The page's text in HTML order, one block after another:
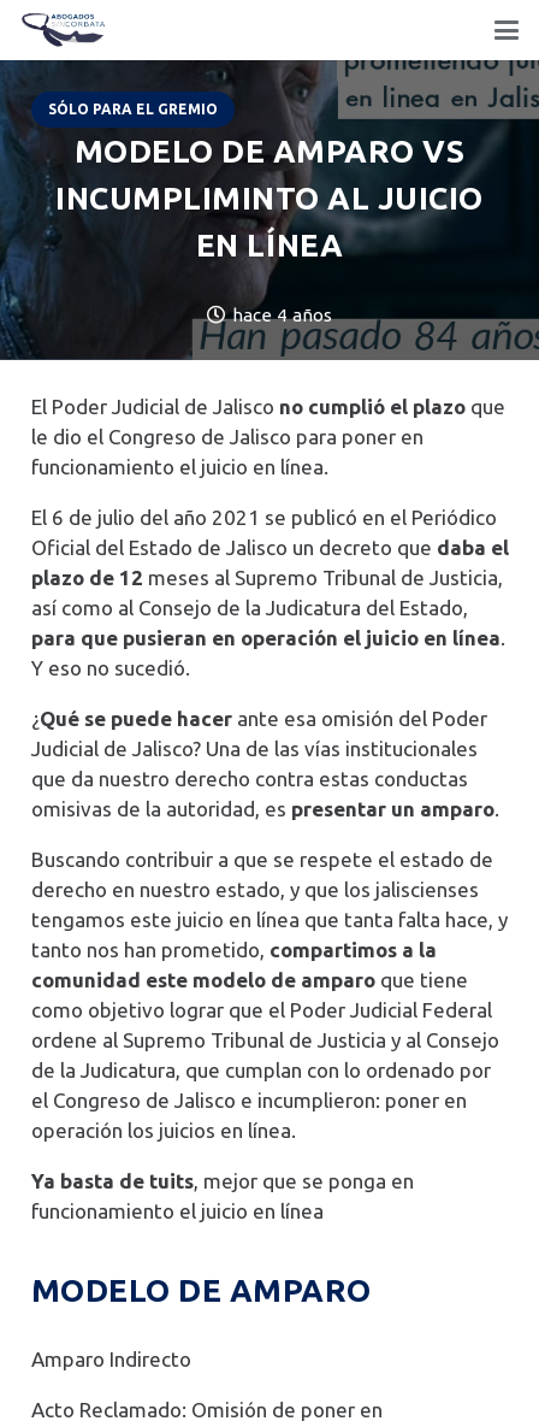
SÓLO PARA EL GREMIO
MODELO DE AMPARO VS
INCUMPLIMINTO AL JUICIO
EN LÍNEA
hace 4 años
El Poder Judicial de Jalisco no cumplió el plazoque
le dio el Congreso de Jalisco para poner en
funcionamiento el juicio en línea.
El 6 de julio del año 2021 se publicó en el Periódico
Oficial del Estado de Jalisco un decreto que daba el
plazo de 12 meses al Supremo Tribunal de Justicia,
así como al Consejo de la Judicatura del Estado,
para que pusieran en operación el juicio en línea
Y eso no sucedió.
¿Qué se puede hacerante esa omisión del Poder
Judicial de Jalisco? Una de las vías institucionales
que da nuestro derecho contra estas conductas
omisivas de la autoridad, es presentar un amparo.
Buscando contribuir a que se respete el estado de
derecho en nuestro estado, y que los jaliscienses
tengamos este juicio en línea que tanta falta hace, y
tanto nos han prometido, compartimos a la
comunidad este modelo de amparoque tiene
como objetivo lograr que el Poder Judicial Federal
ordene al Supremo Tribunal de Justicia y al Consejo
de la Judicatura, que cumplan con lo ordenado por
el Congreso de Jalisco e incumplieron: poner en
operación los juicios en línea.
Ya basta de tuits, mejor que se ponga en
funcionamiento el juicio en línea
MODELO DE AMPARO
Amparo Indirecto
Acto Reclamado: Omisión de poner en